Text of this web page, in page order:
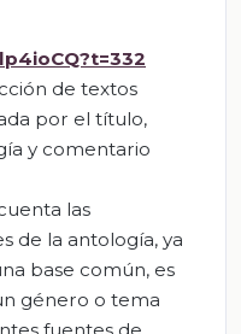
de textos
por el título,
y comentario
las
de la antología, ya
base común, es
género o tema